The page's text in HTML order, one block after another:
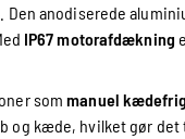
. Den anodiserede
IP67 motorafdækning
sommanuel
og kæde, hvilket gør det